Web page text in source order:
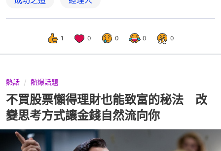
1 0 0 0 0
熱話 熱爆話題
不買股票懶得理財也能致富的秘法 改
變思考方式讓金錢自然流向你